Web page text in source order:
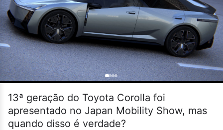
13ª geração do Toyota Corolla foi
apresentado no Japan Mobility Show, mas
quando disso é verdade?